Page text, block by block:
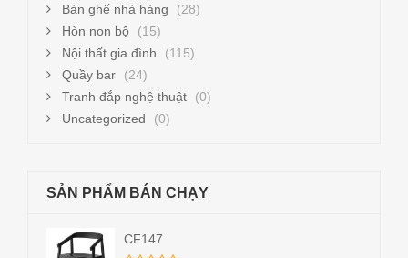
Bàn ghế nhà hàng
(28)
Hòn non bộ
(15)
Nội thất gia đình
(115)
Quầy bar
(24)
Tranh đắp nghệ thuật
(0)
Uncategorized
(0)
SẢN PHẨM BÁN CHẠY
CF147